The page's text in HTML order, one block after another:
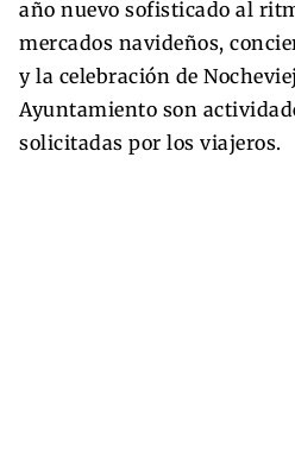
año nuevo sofisticado al
mercados navideños,
y la celebración de
Ayuntamiento son
solicitadas por los viajeros.